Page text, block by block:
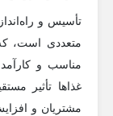
تأسیس و
متعددی است،
مناسب و
غذاها تأثیر
مشتریان و